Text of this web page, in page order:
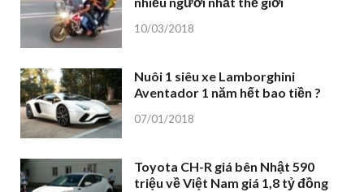
10/03/2018
Nuôi 1 siêu xe Lamborghini
Aventador 1 năm hết bao tiền ?
07/01/2018
Toyota CH-R giá bên Nhật 590
triệu về Việt Nam giá 1,8 tỷ đồng